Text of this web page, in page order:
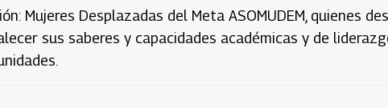
Mujeres Desplazadas del Meta ASOMUDEM, quienes
sus saberes y capacidades académicas y de